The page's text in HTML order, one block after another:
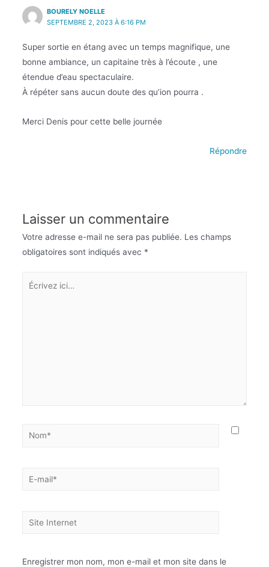
BOURELY NOELLE
SEPTEMBRE 2, 2023 À 6:16 PM
Super sortie en étang avec un temps magnifique, une
bonne ambiance, un capitaine très à l’écoute , une
étendue d’eau spectaculaire.
À répéter sans aucun doute des qu’ion pourra .
Merci Denis pour cette belle journée
Répondre
Laisser un commentaire
Votre adresse e-mail ne sera pas publiée. Les champs
obligatoires sont indiqués avec *
Enregistrer mon nom, mon e-mail et mon site dans le